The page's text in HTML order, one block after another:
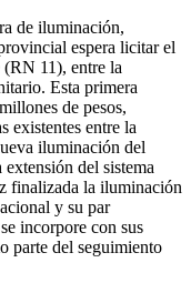
de iluminación,
espera licitar el
11), entre la
Esta primera
de pesos,
existentes entre la
iluminación del
del sistema
finalizada la iluminación
y su par
incorpore con sus
parte del seguimiento